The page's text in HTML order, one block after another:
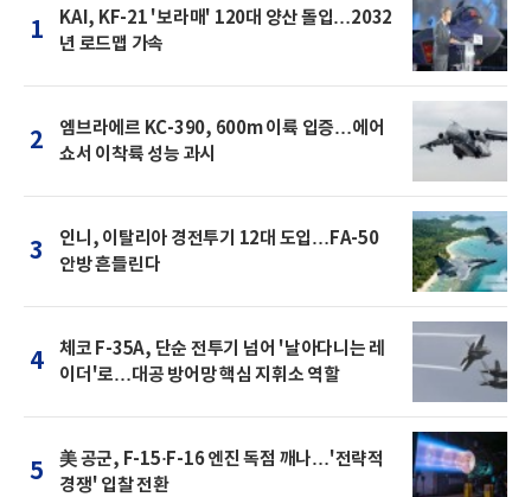
1
KAI, KF-21 '보라매' 120대 양산 돌입…2032
년 로드맵 가속
2
엠브라에르 KC-390, 600m 이륙 입증…에어
쇼서 이착륙 성능 과시
3
인니, 이탈리아 경전투기 12대 도입…FA-50
안방 흔들린다
4
체코 F-35A, 단순 전투기 넘어 '날아다니는 레
이더'로…대공 방어망 핵심 지휘소 역할
5
美 공군, F-15·F-16 엔진 독점 깨나…'전략적
경쟁' 입찰 전환